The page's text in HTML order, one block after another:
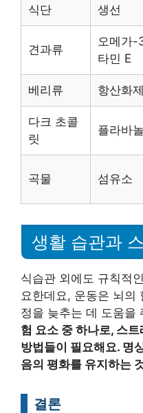
식단
생선
견과류
오메가-
타민 E
베리류 항산화제
다크 초콜
릿
플라바놀
곡물 섬유소
생활 습관과
식습관 외에도 규칙적
요한데요, 운동은 뇌의
정을 늦추는 데 도움을
험 요소 중 하나로, 스
방법들이 필요해요. 명
음의 평화를 유지하는
결론